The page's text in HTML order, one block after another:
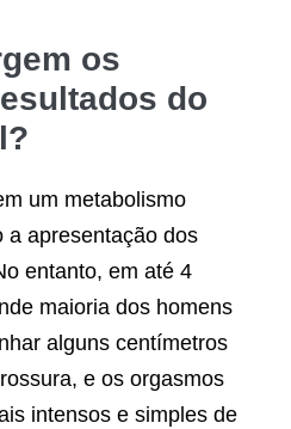
os
do
?
um metabolismo
a apresentação dos
entanto, em até 4
maioria dos homens
alguns centímetros
e os orgasmos
intensos e simples de